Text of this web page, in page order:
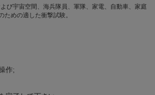
び宇宙空間、海兵隊員、軍隊、家電、自動車、家庭
ための適した衝撃試験。
作;